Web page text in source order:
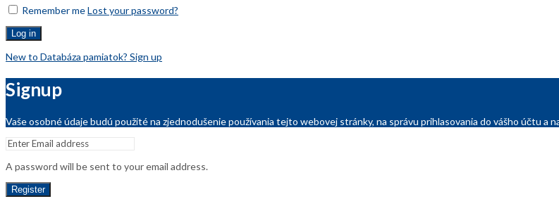
Remember meLost your password?
Log in
New to Databáza pamiatok? Sign up
Signup
Vaše osobné údaje budú použité na zjednodušenie používania tejto webovej stránky, na správu prihlasovania do vášho účtu a
A password will be sent to your email address.
Register